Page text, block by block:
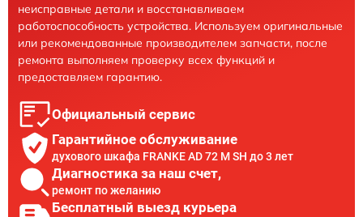
неисправные детали и восстанавливаем
работоспособность устройства. Используем оригинальные
или рекомендованные производителем запчасти, после
ремонта выполняем проверку всех функций и
предоставляем гарантию.
Официальный сервис
Гарантийное обслуживание
духового шкафа FRANKE AD 72 M SH до 3 лет
Диагностика за наш счет,
ремонт по желанию
Бесплатный выезд курьера